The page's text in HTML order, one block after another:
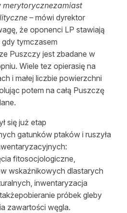
merytorycznezamiast
– mówi dyrektor
że oponenci LP stawiają
tymczasem
Puszczy jest zbadane w
Wiele tez opierasię na
i małej liczbie powierzchni
potem na całą Puszczę
się już etap
gatunków ptaków i ruszyła
fitosocjologiczne,
wskaźnikowych dlastarych
inwentaryzacja
próbek gleby
zawartości węgla.